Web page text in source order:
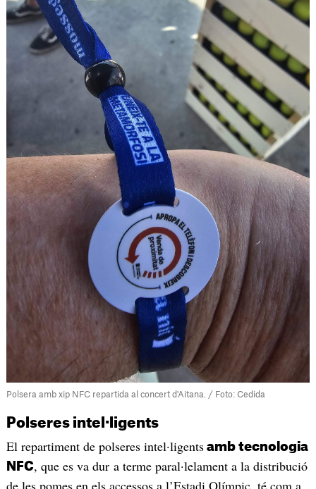
Polsera amb xip NFC repartida al concert d'Aitana. / Foto: Cedida
Polseres intel·ligents
El repartiment de polseres intel·ligentsamb tecnologia
NFC, que es va dur a terme paral·lelament a la distribució